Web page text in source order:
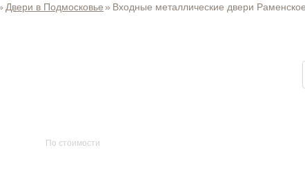
Двери в Подмосковье Входные металлические двери Раменское
По стоимости